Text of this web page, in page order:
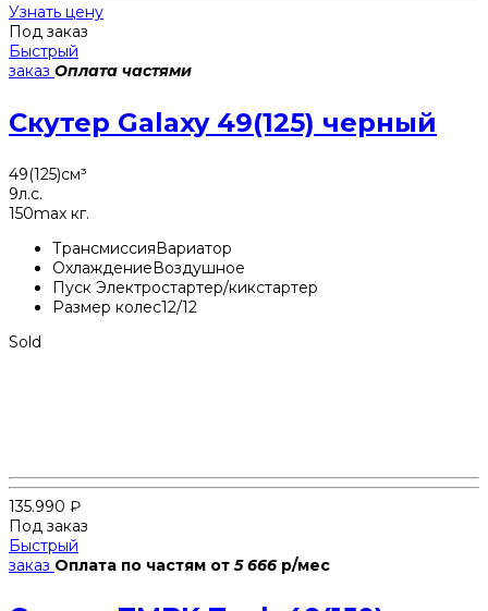
Узнать цену
Под заказ
Быстрый
заказ Оплата частями
Скутер Galaxy 49(125) черный
49(125)см³
9л.с.
150max кг.
ТрансмиссияВариатор
ОхлаждениеВоздушное
Пуск Электростартер/кикстартер
Размер колес12/12
Sold
135.990 ₽
Под заказ
Быстрый
заказ Оплата по частям от5 666 р/мес